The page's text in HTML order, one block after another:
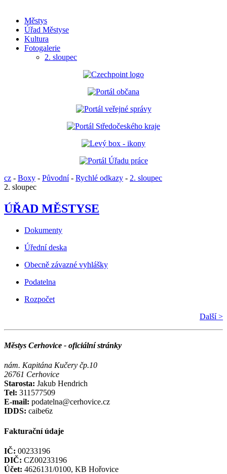
Městys
Úřad Městyse
Kultura
Fotogalerie
2. sloupec
cz - Boxy - Původní- Rychlé odkazy - 2. sloupec
2. sloupec
ÚŘAD MĚSTYSE
Dokumenty
Úřední deska
Obecně závazné vyhlášky
Podatelna
Rozpočet
Další >
Městys Cerhovice - oficiální stránky
nám. Kapitána Kučery čp.10
26761 Cerhovice
Starosta: Jakub Hendrich
Tel: 311577509
E-mail: podatelna@cerhovice.cz
IDDS: caibe6z
Fakturační údaje
IČ: 00233196
DIČ: CZ00233196
Účet: 4626131/0100, KB Hořovice